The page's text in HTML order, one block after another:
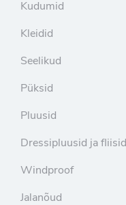
Kudumid
Kleidid
Seelikud
Püksid
Pluusid
Dressipluusid ja fliisid
Windproof
Jalanõud